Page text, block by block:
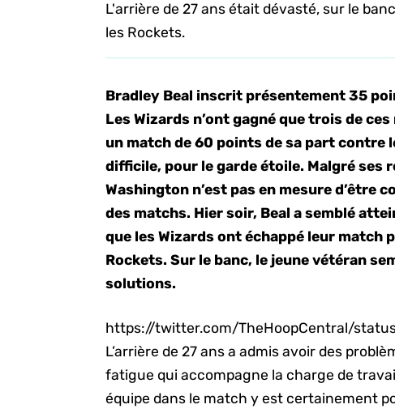
L'arrière de 27 ans était dévasté, sur le
les Rockets.
Bradley Beal inscrit présentement 35
Les Wizards n’ont gagné que trois de
un match de 60 points de sa part contre
difficile, pour le garde étoile. Malgré ses
Washington n’est pas en mesure d’être
des matchs. Hier soir, Beal a semblé
que les Wizards ont échappé leur match
Rockets. Sur le banc, le jeune vétéran
solutions.
https://twitter.com/TheHoopCentral/
L’arrière de 27 ans a admis avoir des
fatigue qui accompagne la charge de
équipe dans le match y est certainement